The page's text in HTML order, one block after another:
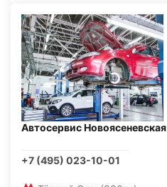
Автосервис Новоясеневская
+7 (495) 023-10-01